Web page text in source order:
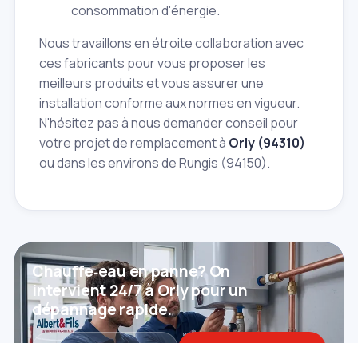
consommation d'énergie.
Nous travaillons en étroite collaboration avec
ces fabricants pour vous proposer les
meilleurs produits et vous assurer une
installation conforme aux normes en vigueur.
N'hésitez pas à nous demander conseil pour
votre projet de remplacement à Orly (94310)
ou dans les environs de Rungis (94150).
Chauffe‑eau en panne? On
intervient 24/7 à Orly pour un
dépannage rapide.